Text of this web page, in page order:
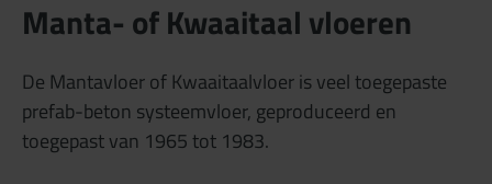
Manta- of Kwaaitaal vloeren
De Mantavloer of Kwaaitaalvloer is veel toegepaste
prefab-beton systeemvloer, geproduceerd en
toegepast van 1965 tot 1983.